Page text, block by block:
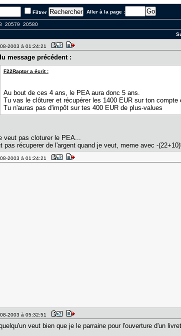
Filtrer Aller à la page :
20579 20580
2003 à 01:24:21
message précédent :
F22Raptor a écrit :
Au bout de ces 4 ans, le PEA aura donc 5 ans.
Tu vas le clôturer et récupérer les 1400 EUR sur ton compte
Tu n'auras pas d'impôt sur tes 400 EUR de plus-values
veut pas cloturer le PEA...
pas récuperer de l'argent quand je veut, meme avec -
2003 à 01:24:21
2003 à 05:32:51
veut bien que je le parraine pour l'ouverture d'un